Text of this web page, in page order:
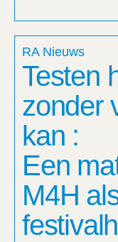
RA Nieuws
Testen
zonder
kan :
Een
M4H